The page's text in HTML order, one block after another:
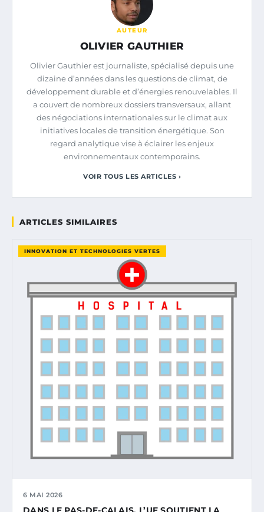
AUTEUR
OLIVIER GAUTHIER
Olivier Gauthier est journaliste, spécialisé depuis une
dizaine d’années dans les questions de climat, de
développement durable et d’énergies renouvelables. Il
a couvert de nombreux dossiers transversaux, allant
des négociations internationales sur le climat aux
initiatives locales de transition énergétique. Son
regard analytique vise à éclairer les enjeux
environnementaux contemporains.
VOIR TOUS LES ARTICLES ›
ARTICLES SIMILAIRES
INNOVATION ET TECHNOLOGIES VERTES
6 MAI 2026